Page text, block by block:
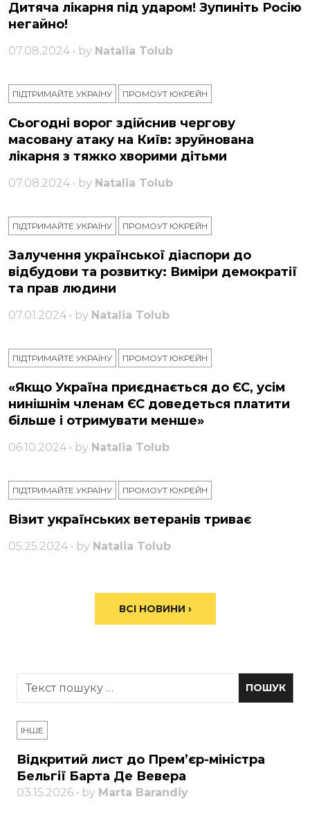
Дитяча лікарня під ударом! Зупиніть Росію
негайно!
07.08.2024 • by Natalia Tolub
ПІДТРИМАЙТЕ УКРАЇНУ ПРОМОУТ ЮКРЕЙН
Сьогодні ворог здійснив чергову
масовану атаку на Київ: зруйнована
лікарня з тяжко хворими дітьми
07.08.2024 • by Natalia Tolub
ПІДТРИМАЙТЕ УКРАЇНУ ПРОМОУТ ЮКРЕЙН
Залучення української діаспори до
відбудови та розвитку: Виміри демократії
та прав людини
07.01.2024 • by Natalia Tolub
ПІДТРИМАЙТЕ УКРАЇНУ ПРОМОУТ ЮКРЕЙН
«Якщо Україна приєднається до ЄС, усім
нинішнім членам ЄС доведеться платити
більше і отримувати менше»
06.10.2024 • by Natalia Tolub
ПІДТРИМАЙТЕ УКРАЇНУ ПРОМОУТ ЮКРЕЙН
Візит українських ветеранів триває
05.25.2024 • by Natalia Tolub
ВСІ НОВИНИ ›
ІНШЕ
Відкритий лист до Прем’єр-міністра
Бельгії Барта Де Вевера
03.15.2026 • by Marta Barandiy